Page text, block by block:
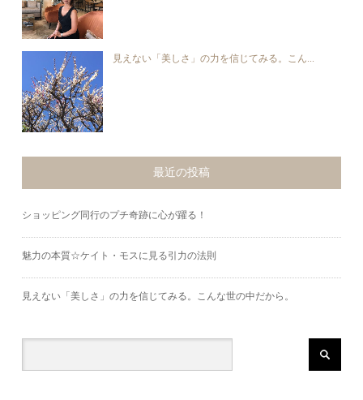
見えない「美しさ」の力を信じてみる。こん...
最近の投稿
ショッピング同行のプチ奇跡に心が躍る！
魅力の本質☆ケイト・モスに見る引力の法則
見えない「美しさ」の力を信じてみる。こんな世の中だから。